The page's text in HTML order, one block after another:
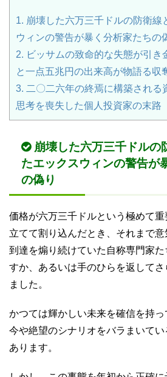
1. 崩壊した六万三千ドルの防衛線
ウィンの警告が暴く分析家たちの
2. ビッサムの致命的な失態が引き
と一点五兆円の出来高が物語る収
3. 二〇二六年の終焉に構築される
思考を喪失した個人投資家の末路
崩壊した六万三千ドルの
たエックスウィンの警告が
の偽り
価格が六万三千ドルという極めて
立てて割り込んだとき、それまで
到達を煽り続けていた自称専門家
すか、あるいは手のひらを返して
ました。
かつては輝かしい未来を確信を持っ
今や絶望のシナリオをバラまいて
あります。